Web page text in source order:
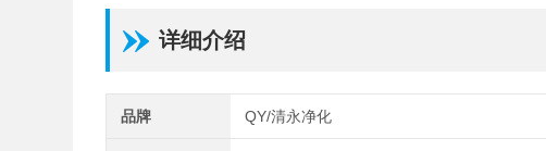
详细介绍
品牌 QY/清永净化